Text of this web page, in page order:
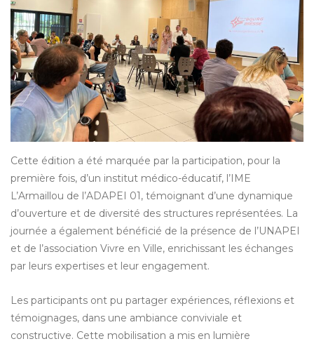
Cette édition a été marquée par la participation, pour la
première fois, d’un institut médico-éducatif, l’IME
L’Armaillou de l’ADAPEI 01, témoignant d’une dynamique
d’ouverture et de diversité des structures représentées. La
journée a également bénéficié de la présence de l’UNAPEI
et de l’association Vivre en Ville, enrichissant les échanges
par leurs expertises et leur engagement.
Les participants ont pu partager expériences, réflexions et
témoignages, dans une ambiance conviviale et
constructive. Cette mobilisation a mis en lumière